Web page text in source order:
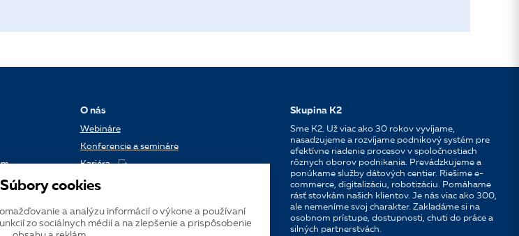
O nás
Webináre
Konferencie a semináre
Kariéra
Kontakt
Skupina K2
Sme K2. Už viac ako 30 rokov vyvíjame,
nasadzujeme a rozvíjame podnikový systém pre
efektívne riadenie procesov v spoločnostiach
rôznych oborov podnikania. Prevádzkujeme a
ponúkame služby dátových centier. Riešime e-
commerce, digitalizáciu, robotizáciu. Pomáhame
rásť stovkám našich klientov. Je nás viac ako 300,
ale nemeníme svoj charakter. Zakladáme si na
osobnom prístupe, dostupnosti, chuti do práce a
silných partnerstvách.
Súbory cookies
a analýzu informácií o výkone a používaní
zo sociálnych médií a na zlepšenie a prispôsobenie